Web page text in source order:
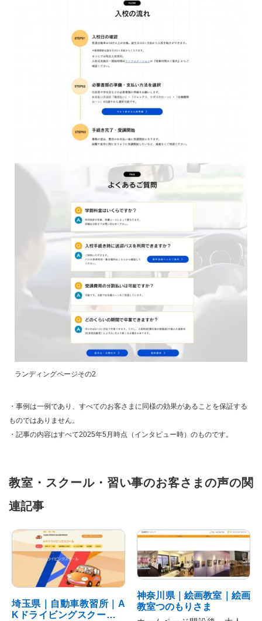
ランディングページその2
・事例は一例であり、すべてのお客さまに同様の効果があることを保証する
ものではありません。
・記事の内容はすべて2025年5月時点（インタビュー時）のものです。
教室・スクール・習い事のお客さまの声の関
連記事
埼玉県｜自動車教習所｜A
Kドライビングスクールさ
神奈川県｜絵画教室｜絵画
教室つのもりさま